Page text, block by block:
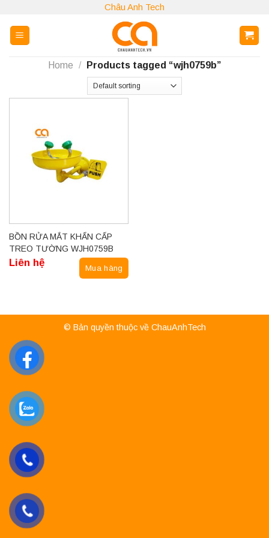
content
Châu Anh Tech
Home / Products tagged “wjh0759b”
BỒN RỬA MẮT KHẨN CẤP
TREO TƯỜNG WJH0759B
Liên hệ Mua hàng
© Bản quyền thuộc về ChauAnhTech